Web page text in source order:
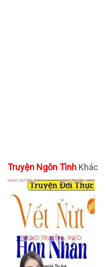
Truyện Ngôn Tình Khác